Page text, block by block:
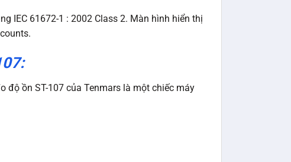
IEC 61672-1 : 2002 Class 2. Màn hình hiển thị
độ ồn ST-107 của Tenmars là một chiếc máy